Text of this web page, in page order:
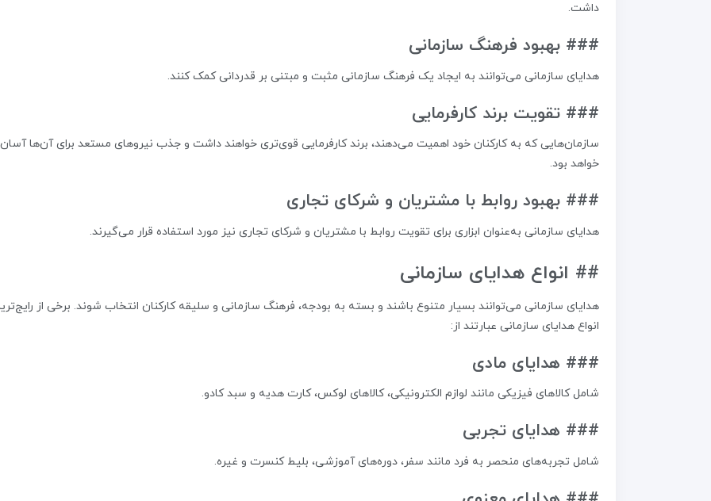
داشت.
### بهبود فرهنگ سازمانی
هدایای سازمانی می‌توانند به ایجاد یک فرهنگ سازمانی مثبت و مبتنی بر قدردانی کمک کنند.
### تقویت برند کارفرمایی
سازمان‌هایی که به کارکنان خود اهمیت می‌دهند، برند کارفرمایی قوی‌تری خواهند داشت و جذب نیروهای مستعد برای آن‌ها
خواهد بود.
### بهبود روابط با مشتریان و شرکای تجاری
هدایای سازمانی به‌عنوان ابزاری برای تقویت روابط با مشتریان و شرکای تجاری نیز مورد استفاده قرار می‌گیرند.
## انواع هدایای سازمانی
هدایای سازمانی می‌توانند بسیار متنوع باشند و بسته به بودجه، فرهنگ سازمانی و سلیقه کارکنان انتخاب شوند. برخی از
انواع هدایای سازمانی عبارتند از:
### هدایای مادی
شامل کالاهای فیزیکی مانند لوازم الکترونیکی، کالاهای لوکس، کارت هدیه و سبد کادو.
### هدایای تجربی
شامل تجربه‌های منحصر به فرد مانند سفر، دوره‌های آموزشی، بلیط کنسرت و غیره.